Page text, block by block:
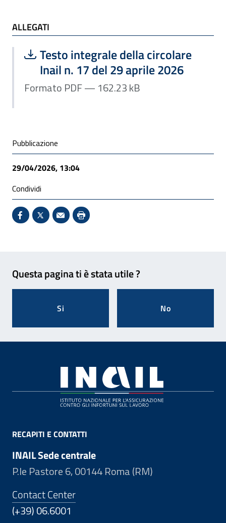
ALLEGATI
ALLEGATI
Scarica file:
Testo integrale della circolare
Inail n. 17 del 29 aprile 2026
Formato PDF — Dimensione 162.23 kB
Formato PDF — 162.23 kB
Condivisione social
Pubblicazione
29/04/2026, 13:04
Condividi
Condividi su Facebook - Sito esterno - Apertura in
X - Sito esterno - Apertura in nuova finestra
Invio Mail: apre il programma di posta
Stampa pagina: scelta meno
Questa pagina ti è stata utile ?
Si No
RECAPITI E CONTATTI
INAIL Sede centrale
P.le Pastore 6, 00144 Roma (RM)
Contact Center
(+39) 06.6001